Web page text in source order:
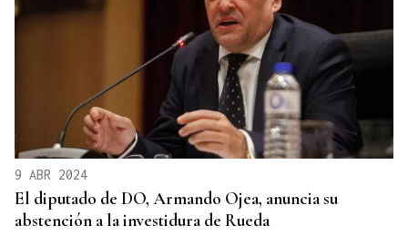
9 ABR 2024
El diputado de DO, Armando Ojea, anuncia su
abstención a la investidura de Rueda